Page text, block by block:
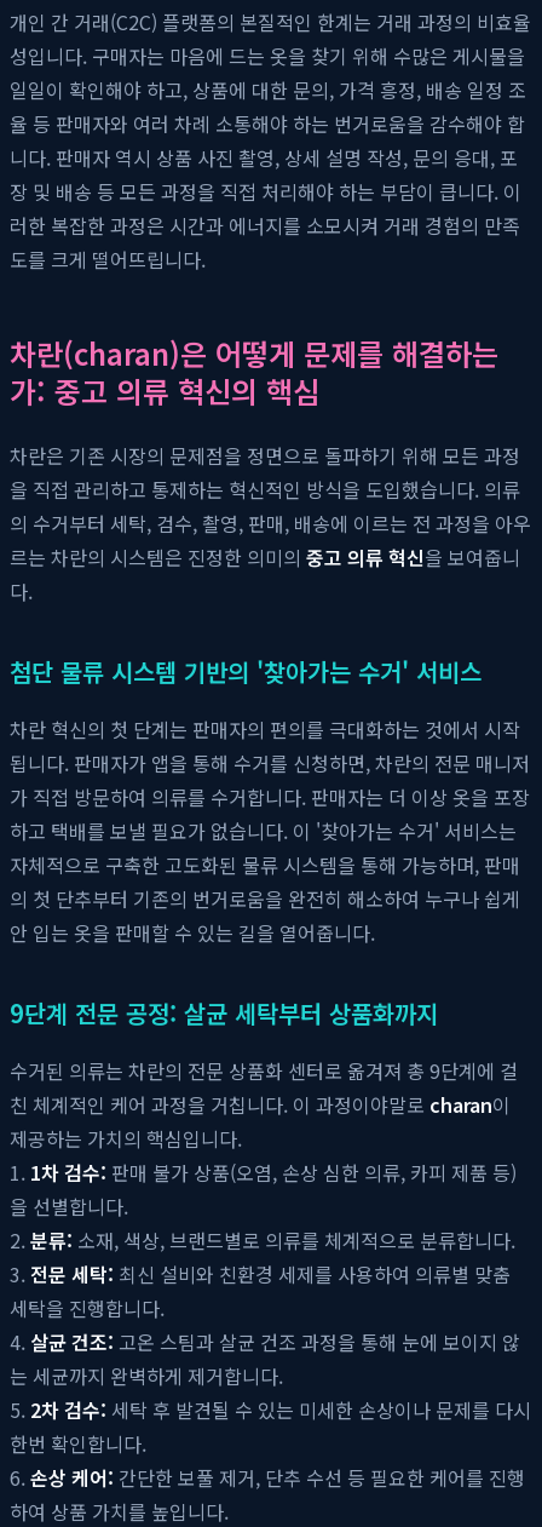
개인 간 거래(C2C) 플랫폼의 본질적인 한계는 거래 과정의 비효율
성입니다. 구매자는 마음에 드는 옷을 찾기 위해 수많은 게시물을
일일이 확인해야 하고, 상품에 대한 문의, 가격 흥정, 배송 일정 조
율 등 판매자와 여러 차례 소통해야 하는 번거로움을 감수해야 합
니다. 판매자 역시 상품 사진 촬영, 상세 설명 작성, 문의 응대, 포
장 및 배송 등 모든 과정을 직접 처리해야 하는 부담이 큽니다. 이
러한 복잡한 과정은 시간과 에너지를 소모시켜 거래 경험의 만족
도를 크게 떨어뜨립니다.
차란(charan)은 어떻게 문제를 해결하는
가: 중고 의류 혁신의 핵심
차란은 기존 시장의 문제점을 정면으로 돌파하기 위해 모든 과정
을 직접 관리하고 통제하는 혁신적인 방식을 도입했습니다. 의류
의 수거부터 세탁, 검수, 촬영, 판매, 배송에 이르는 전 과정을 아우
르는 차란의 시스템은 진정한 의미의 중고 의류 혁신을 보여줍니
다.
첨단 물류 시스템 기반의 '찾아가는 수거' 서비스
차란 혁신의 첫 단계는 판매자의 편의를 극대화하는 것에서 시작
됩니다. 판매자가 앱을 통해 수거를 신청하면, 차란의 전문 매니저
가 직접 방문하여 의류를 수거합니다. 판매자는 더 이상 옷을 포장
하고 택배를 보낼 필요가 없습니다. 이 '찾아가는 수거' 서비스는
자체적으로 구축한 고도화된 물류 시스템을 통해 가능하며, 판매
의 첫 단추부터 기존의 번거로움을 완전히 해소하여 누구나 쉽게
안 입는 옷을 판매할 수 있는 길을 열어줍니다.
9단계 전문 공정: 살균 세탁부터 상품화까지
수거된 의류는 차란의 전문 상품화 센터로 옮겨져 총 9단계에 걸
친 체계적인 케어 과정을 거칩니다. 이 과정이야말로 charan이
제공하는 가치의 핵심입니다.
1. 1차 검수: 판매 불가 상품(오염, 손상 심한 의류, 카피 제품 등)
을 선별합니다.
2.분류: 소재, 색상, 브랜드별로 의류를 체계적으로 분류합니다.
3. 전문 세탁: 최신 설비와 친환경 세제를 사용하여 의류별 맞춤
세탁을 진행합니다.
4. 살균 건조: 고온 스팀과 살균 건조 과정을 통해 눈에 보이지 않
는 세균까지 완벽하게 제거합니다.
5. 2차 검수: 세탁 후 발견될 수 있는 미세한 손상이나 문제를 다시
한번 확인합니다.
6.손상 케어: 간단한 보풀 제거, 단추 수선 등 필요한 케어를 진행
하여 상품 가치를 높입니다.